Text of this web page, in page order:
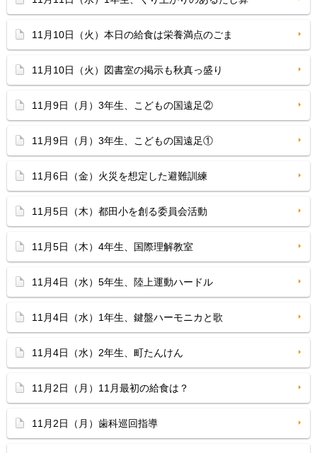
11月10日（火）本日の給食は栄養満点のごま
11月10日（火）図書室の掲示も秋真っ盛り
11月9日（月）3年生、こどもの国遠足②
11月9日（月）3年生、こどもの国遠足①
11月6日（金）火災を想定した避難訓練
11月5日（木）都田小を創る委員会活動
11月5日（木）4年生、国際理解教室
11月4日（水）5年生、陸上運動ハードル
11月4日（水）1年生、鍵盤ハーモニカと歌
11月4日（水）2年生、町たんけん
11月2日（月）11月最初の給食は？
11月2日（月）歯科巡回指導